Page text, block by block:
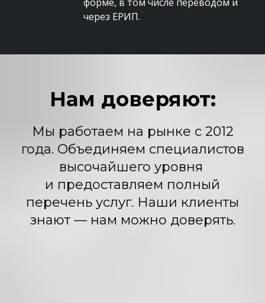
через ЕРИП.
Нам доверяют:
Мы работаем на рынке с 2012
года. Объединяем специалистов
высочайшего уровня
и предоставляем полный
перечень услуг. Наши клиенты
знают — нам можно доверять.